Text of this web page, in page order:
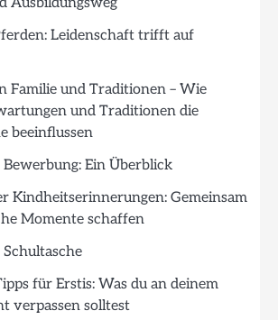
Leidenschaft trifft auf
Familie und Traditionen – Wie
und Traditionen die
beeinflussen
Ein Überblick
Kindheitserinnerungen: Gemeinsam
Momente schaffen
für Erstis: Was du an deinem
verpassen solltest